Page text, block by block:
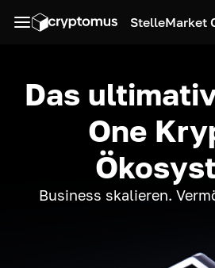
StelleMarket
Das
One
Business skalieren.